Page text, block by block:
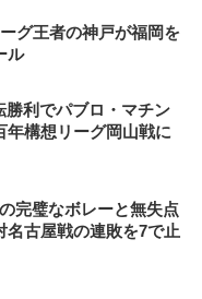
グ王者の神戸が福岡を
ル
勝利でパブロ・マチン
年構想リーグ岡山戦に
完璧なボレーと無失点
古屋戦の連敗を7で止